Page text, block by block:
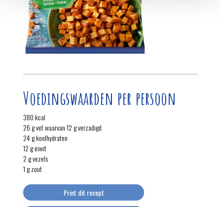
Voedingswaarden per persoon
380 kcal
26 g vet waarvan 12 g verzadigd
24 g koolhydraten
12 g eiwit
2 g vezels
1 g zout
Print dit recept